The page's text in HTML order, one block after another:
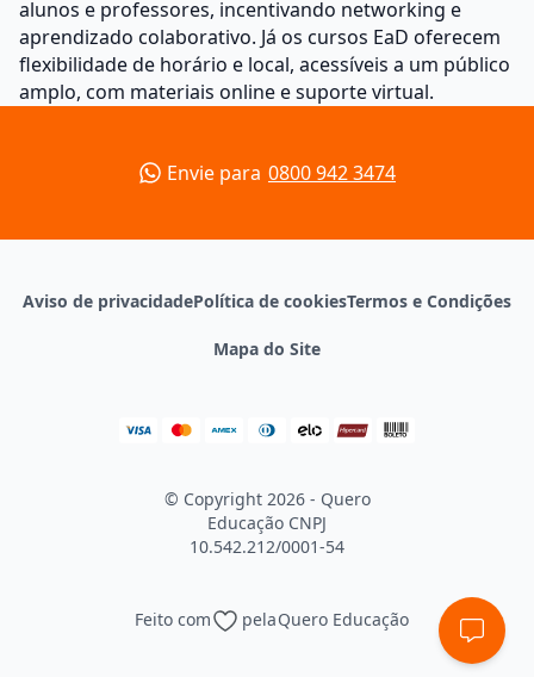
alunos e professores, incentivando networking e
aprendizado colaborativo. Já os cursos EaD oferecem
flexibilidade de horário e local, acessíveis a um público
amplo, com materiais online e suporte virtual.
Envie para 0800 942 3474
Aviso de privacidadePolítica de cookiesTermos e Condições
Mapa do Site
© Copyright 2026 - Quero
Educação CNPJ
10.542.212/0001-54
Feito com pelaQuero Educação